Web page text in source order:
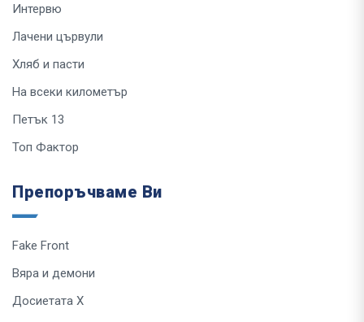
Интервю
Лачени цървули
Хляб и пасти
На всеки километър
Петък 13
Топ Фактор
Препоръчваме Ви
Fake Front
Вяра и демони
Досиетата Х